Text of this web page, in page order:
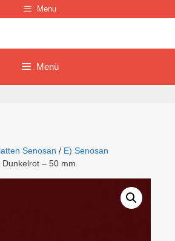
Menu
Menü
Senosan / E) Senosan
– 50 mm